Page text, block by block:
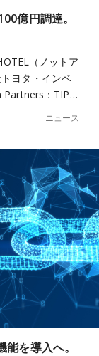
億円調達。
（ノットア
ヨタ・インベ
Partners：TIP…
ニュース
を導入へ。